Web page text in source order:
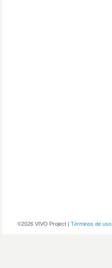
©2026 VIVO Project | Términos de uso